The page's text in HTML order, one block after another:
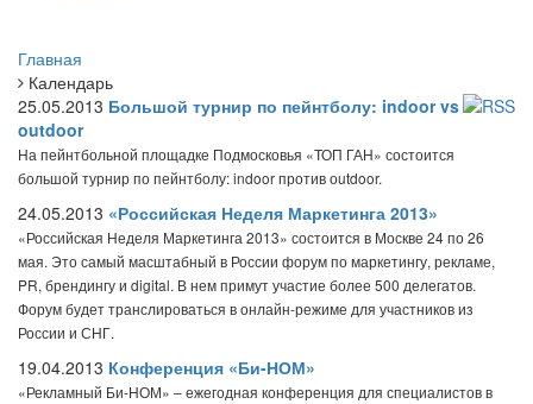
Главная
Календарь
25.05.2013 Большой турнир по пейнтболу: indoor vs
outdoor
На пейнтбольной площадке Подмосковья «ТОП ГАН» состоится
большой турнир по пейнтболу: indoor против оutdoor.
24.05.2013 «Российская Неделя Маркетинга 2013»
«Российская Неделя Маркетинга 2013» состоится в Москве 24 по 26
мая. Это самый масштабный в России форум по маркетингу, рекламе,
PR, брендингу и digital. В нем примут участие более 500 делегатов.
Форум будет транслироваться в онлайн-режиме для участников из
России и СНГ.
19.04.2013 Конференция «Би-НОМ»
«Рекламный Би-НОМ» – ежегодная конференция для специалистов в